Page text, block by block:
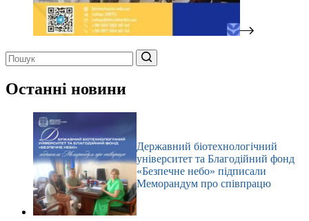
результатів
Останні новини
Державний біотехнологічний
університет та Благодійний фонд
«Безпечне небо» підписали
Меморандум про співпрацю